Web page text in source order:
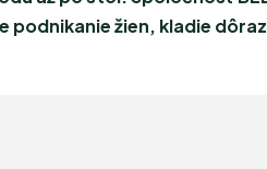
podnikanie žien, kladie